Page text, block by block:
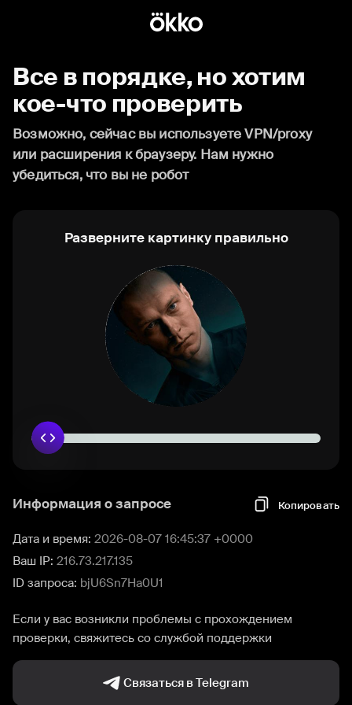
Все в порядке, но хотим
кое-что проверить
Возможно, сейчас вы используете VPN/proxy
или расширения к браузеру. Нам нужно
убедиться, что вы не робот
Разверните картинку правильно
Информация о запросе Копировать
Дата и время: 2026-08-07 16:45:37 +0000
Ваш IP: 216.73.217.135
ID запроса: bjU6Sn7Ha0U1
Если у вас возникли проблемы с прохождением
проверки, свяжитесь со службой поддержки
Связаться в Telegram